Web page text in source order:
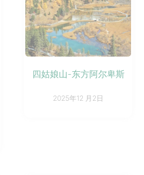
四姑娘山-东方阿尔卑斯
2025年12 月2日